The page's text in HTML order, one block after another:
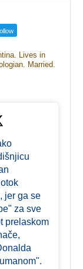
Lives in
Married.
jer ga se
za sve
prelaskom